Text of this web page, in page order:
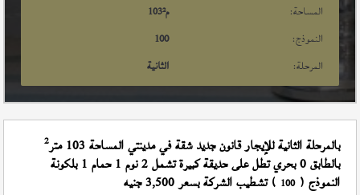
المساحة:
103م²
النموذج:
100
المرحلة:
الثانية
بالمرحلة الثانية للإيجار قانون جديد شقة في مدينتي المساحة 103 متر 2
بالطابق 0 بحري تطل على حديقة كبيرة تشمل 2 نوم 1 حمام 1 بلكونة
النموذج (100 ) تشطيب الشركة بسعر 3,500 جنيه